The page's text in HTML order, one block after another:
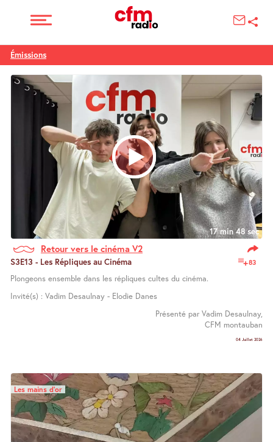
Émissions
17 min 48 sec
Retour vers le cinéma V2
83
S3E13 - Les Répliques au Cinéma
Plongeons ensemble dans les répliques cultes du cinéma.
Invité(s) : Vadim Desaulnay - Elodie Danes
Présenté par Vadim Desaulnay,
CFM montauban
04 Juillet 2026
Les mains d’or